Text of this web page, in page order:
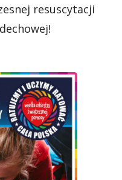
resuscytacji